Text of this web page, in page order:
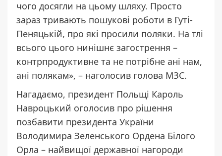
чого досягли на цьому шляху. Просто
зараз тривають пошукові роботи в Гуті-
Пеняцькій, про які просили поляки. На тлі
всього цього нинішнє загострення –
контрпродуктивне та не потрібне ані нам,
ані полякам», – наголосив голова МЗС.
Нагадаємо, президент Польщі Кароль
Навроцький оголосив про рішення
позбавити президента України
Володимира Зеленського Ордена Білого
Орла – найвищої державної нагороди